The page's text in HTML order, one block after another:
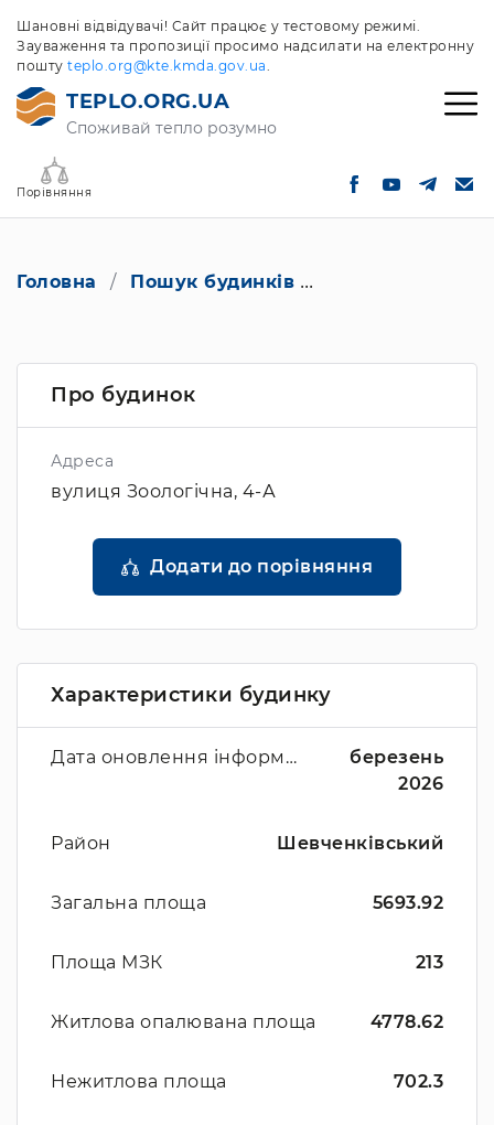
Шановні відвідувачі! Сайт працює у тестовому режимі.
Зауваження та пропозиції просимо надсилати на електронну
пошту teplo.org@kte.kmda.gov.ua.
TEPLO.ORG.UA
Споживай тепло розумно
Порівняння
Головна Пошук будинків
Про будинок
Адреса
вулиця Зоологічна, 4-А
Додати до порівняння
Характеристики будинку
Дата оновлення інформації
березень
2026
Район Шевченківський
Загальна площа 5693.92
Площа МЗК 213
Житлова опалювана площа 4778.62
Нежитлова площа 702.3